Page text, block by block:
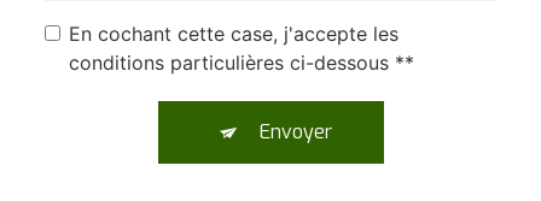
En cochant cette case, j'accepte les
conditions particulières ci-dessous **
Envoyer